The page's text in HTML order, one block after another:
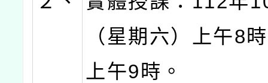
（星期六）上午8
上午9時。